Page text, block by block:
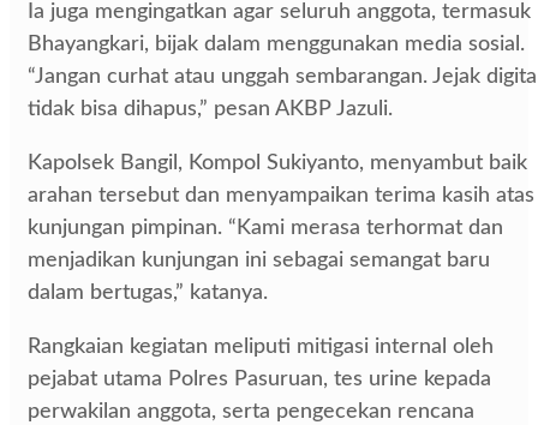
Ia juga mengingatkan agar seluruh anggota, termasuk
Bhayangkari, bijak dalam menggunakan media sosial.
“Jangan curhat atau unggah sembarangan. Jejak
tidak bisa dihapus,” pesan AKBP Jazuli.
Kapolsek Bangil, Kompol Sukiyanto, menyambut baik
arahan tersebut dan menyampaikan terima kasih atas
kunjungan pimpinan. “Kami merasa terhormat dan
menjadikan kunjungan ini sebagai semangat baru
dalam bertugas,” katanya.
Rangkaian kegiatan meliputi mitigasi internal oleh
pejabat utama Polres Pasuruan, tes urine kepada
perwakilan anggota, serta pengecekan rencana